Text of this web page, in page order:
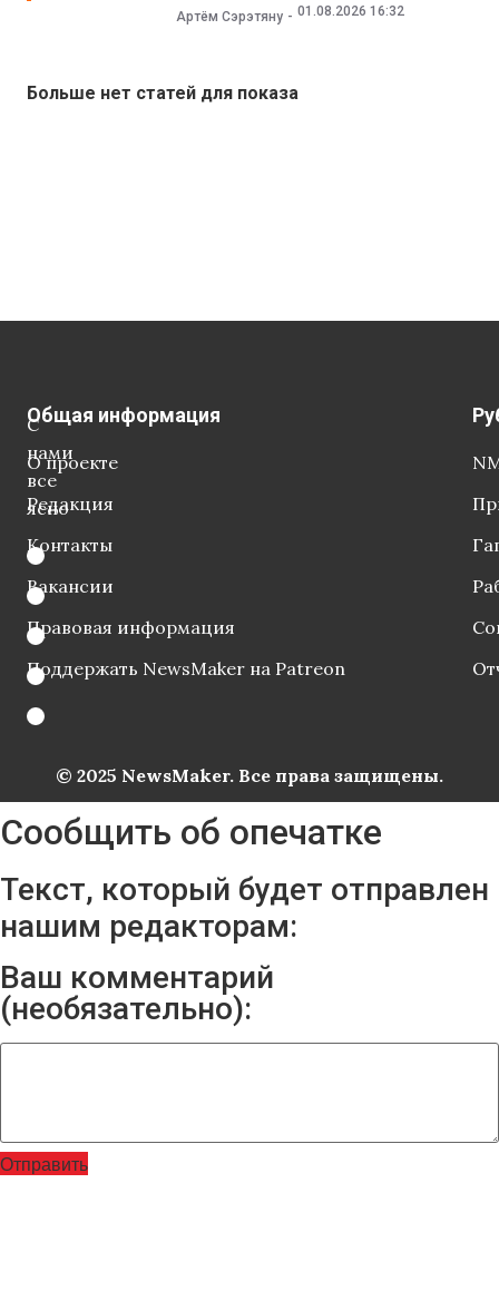
Артём Сэрэтяну 01.08.2026 16:32
Больше нет статей для показа
С
нами
все
ясно
Общая информация
О проекте
Редакция
Контакты
Вакансии
Правовая информация
Поддержать NewsMaker на Patreon
© 2025 NewsMaker. Все права защищены.
Сообщить об опечатке
Текст, который будет отправлен
нашим редакторам:
Ваш комментарий
(необязательно):
Отправить